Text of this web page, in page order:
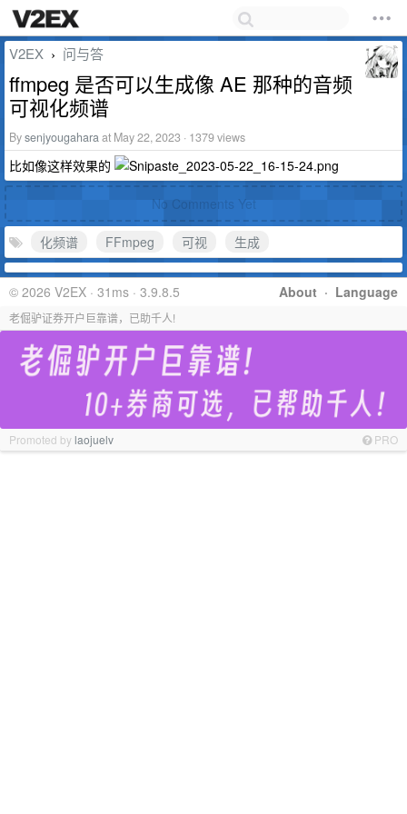
V2EX › 问与答
ffmpeg 是否可以生成像 AE 那种的音频
可视化频谱
Bysenjyougaharaat May 22, 2023 · 1379 views
比如像这样效果的
No Comments Yet
化频谱 FFmpeg 可视 生成
About · Language
© 2026 V2EX · 31ms · 3.9.8.5
老倔驴证券开户巨靠谱，已助千人!
Promoted bylaojuelv PRO